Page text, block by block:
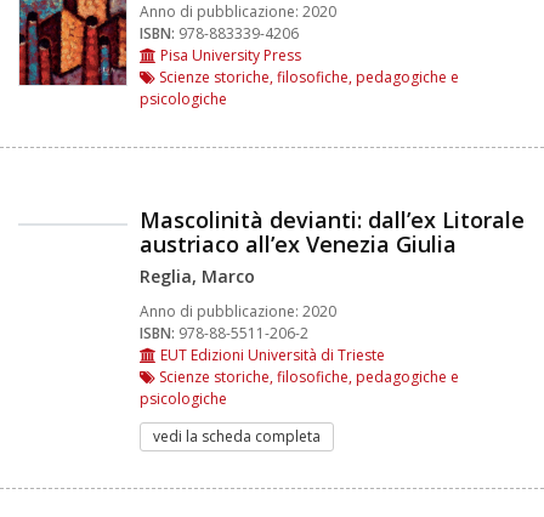
Anno di pubblicazione: 2020
ISBN: 978-883339-4206
Pisa University Press
Scienze storiche, filosofiche, pedagogiche e
psicologiche
Mascolinità devianti: dall’ex Litorale
austriaco all’ex Venezia Giulia
Reglia, Marco
Anno di pubblicazione: 2020
ISBN: 978-88-5511-206-2
EUT Edizioni Università di Trieste
Scienze storiche, filosofiche, pedagogiche e
psicologiche
vedi la scheda completa